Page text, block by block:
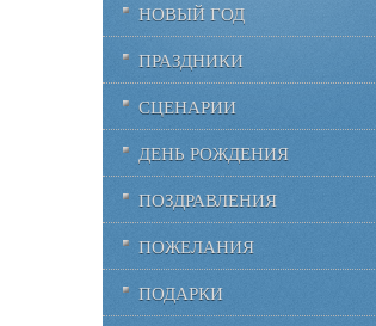
НОВЫЙ ГОД
ПРАЗДНИКИ
СЦЕНАРИИ
ДЕНЬ РОЖДЕНИЯ
ПОЗДРАВЛЕНИЯ
ПОЖЕЛАНИЯ
ПОДАРКИ